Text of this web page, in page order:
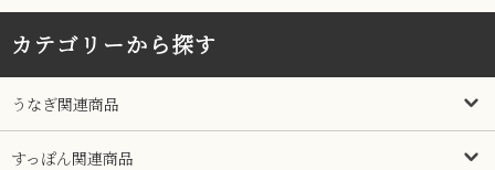
カテゴリーから探す
うなぎ関連商品
すっぽん関連商品